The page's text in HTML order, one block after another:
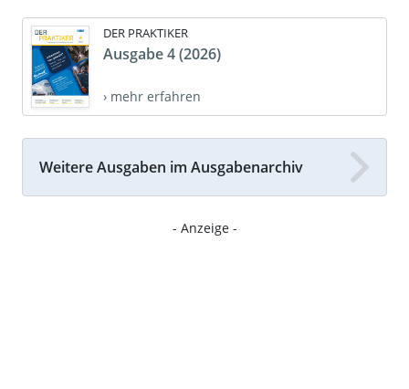
DER PRAKTIKER
Ausgabe 4 (2026)
› mehr erfahren
Weitere Ausgaben im Ausgabenarchiv
- Anzeige -